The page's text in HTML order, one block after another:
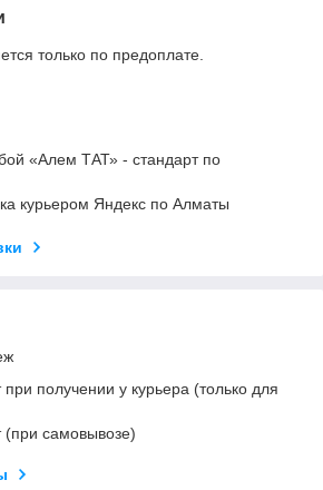
только по предоплате.
«Алем ТАТ» - стандарт по
курьером Яндекс по Алматы
получении у курьера (только для
(при самовывозе)